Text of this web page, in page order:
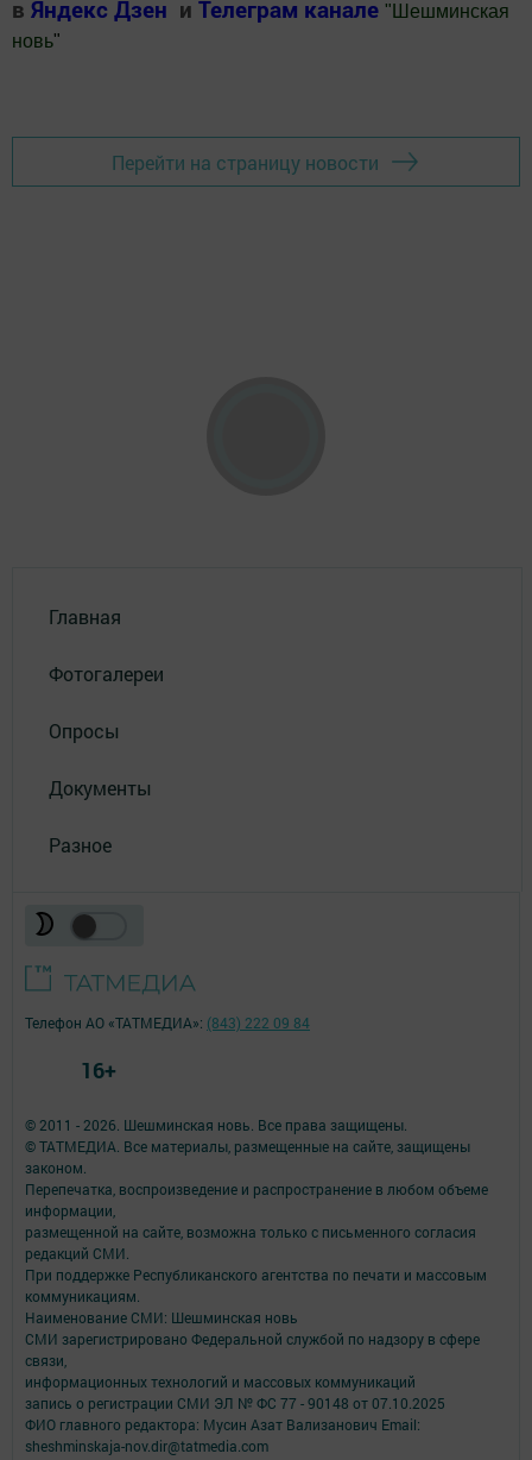
в Яндекс Дзен и Телеграм канале " Шешминская
новь"
Перейти на страницу новости
Главная
Фотогалереи
Опросы
Документы
Разное
© 2011 - 2026. Шешминская новь. Все права защищены.
© ТАТМЕДИА. Все материалы, размещенные на сайте, защищены
законом.
Перепечатка, воспроизведение и распространение в любом объеме
информации,
размещенной на сайте, возможна только с письменного согласия
редакций СМИ.
При поддержке Республиканского агентства по печати и массовым
коммуникациям.
Наименование СМИ: Шешминская новь
СМИ зарегистрировано Федеральной службой по надзору в сфере
связи,
информационных технологий и массовых коммуникаций
запись о регистрации СМИ ЭЛ № ФС 77 - 90148 от 07.10.2025
ФИО главного редактора: Мусин Азат Вализанович Email:
sheshminskaja-nov.dir@tatmedia.com
Телефон АО «ТАТМЕДИА»: (843) 222 09 84
16+